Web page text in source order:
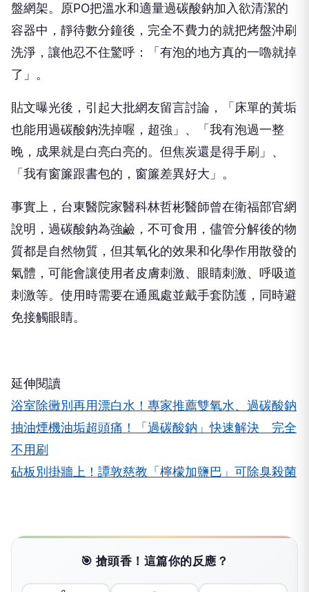
盤網架。原PO把溫水和適量過碳酸鈉加入欲清潔的
容器中，靜待數分鐘後，完全不費力的就把烤盤沖刷
洗淨，讓他忍不住驚呼：「有泡的地方真的一嚕就掉
了」。
貼文曝光後，引起大批網友留言討論，「床單的黃垢
也能用過碳酸鈉洗掉喔，超強」、「我有泡過一整
晚，成果就是白亮白亮的。但焦炭還是得手刷」、
「我有窗簾跟書包的，窗簾差異好大」。
事實上，台東醫院家醫科林哲彬醫師曾在衛福部官網
說明，過碳酸鈉為強鹼，不可食用，儘管分解後的物
質都是自然物質，但其氧化的效果和化學作用散發的
氣體，可能會讓使用者皮膚刺激、眼睛刺激、呼吸道
刺激等。使用時需要在通風處並戴手套防護，同時避
免接觸眼睛。
延伸閱讀
浴室除黴別再用漂白水！專家推薦雙氧水、過碳酸鈉
抽油煙機油垢超頭痛！「過碳酸鈉」快速解決 完全
不用刷
砧板別掛牆上！譚敦慈教「檸檬加鹽巴」可除臭殺菌
🎯 搶頭香！這篇你的反應？